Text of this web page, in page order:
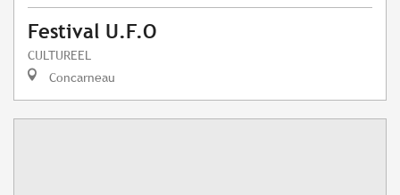
Festival U.F.O
CULTUREEL
Concarneau